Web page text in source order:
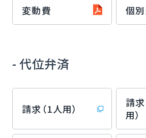
変動費 個
- 代位弁済
請求（1人用）
請
用）